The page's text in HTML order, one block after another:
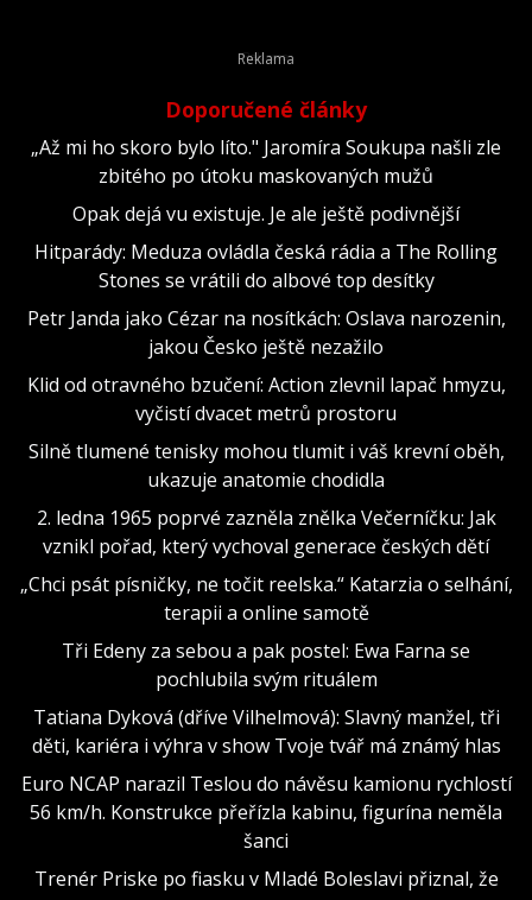
Doporučené články
„Až mi ho skoro bylo líto." Jaromíra Soukupa našli zle
zbitého po útoku maskovaných mužů
Opak dejá vu existuje. Je ale ještě podivnější
Hitparády: Meduza ovládla česká rádia a The Rolling
Stones se vrátili do albové top desítky
Petr Janda jako Cézar na nosítkách: Oslava narozenin,
jakou Česko ještě nezažilo
Klid od otravného bzučení: Action zlevnil lapač hmyzu,
vyčistí dvacet metrů prostoru
Silně tlumené tenisky mohou tlumit i váš krevní oběh,
ukazuje anatomie chodidla
2. ledna 1965 poprvé zazněla znělka Večerníčku: Jak
vznikl pořad, který vychoval generace českých dětí
„Chci psát písničky, ne točit reelska.“ Katarzia o selhání,
terapii a online samotě
Tři Edeny za sebou a pak postel: Ewa Farna se
pochlubila svým rituálem
Tatiana Dyková (dříve Vilhelmová): Slavný manžel, tři
děti, kariéra i výhra v show Tvoje tvář má známý hlas
Euro NCAP narazil Teslou do návěsu kamionu rychlostí
56 km/h. Konstrukce přeřízla kabinu, figurína neměla
šanci
Trenér Priske po fiasku v Mladé Boleslavi přiznal, že